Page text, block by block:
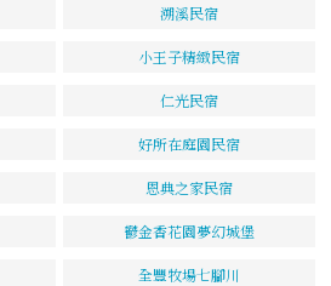
溯溪民宿
小王子精緻民宿
仁光民宿
好所在庭園民宿
恩典之家民宿
鬱金香花園夢幻城堡
全豐牧場七腳川